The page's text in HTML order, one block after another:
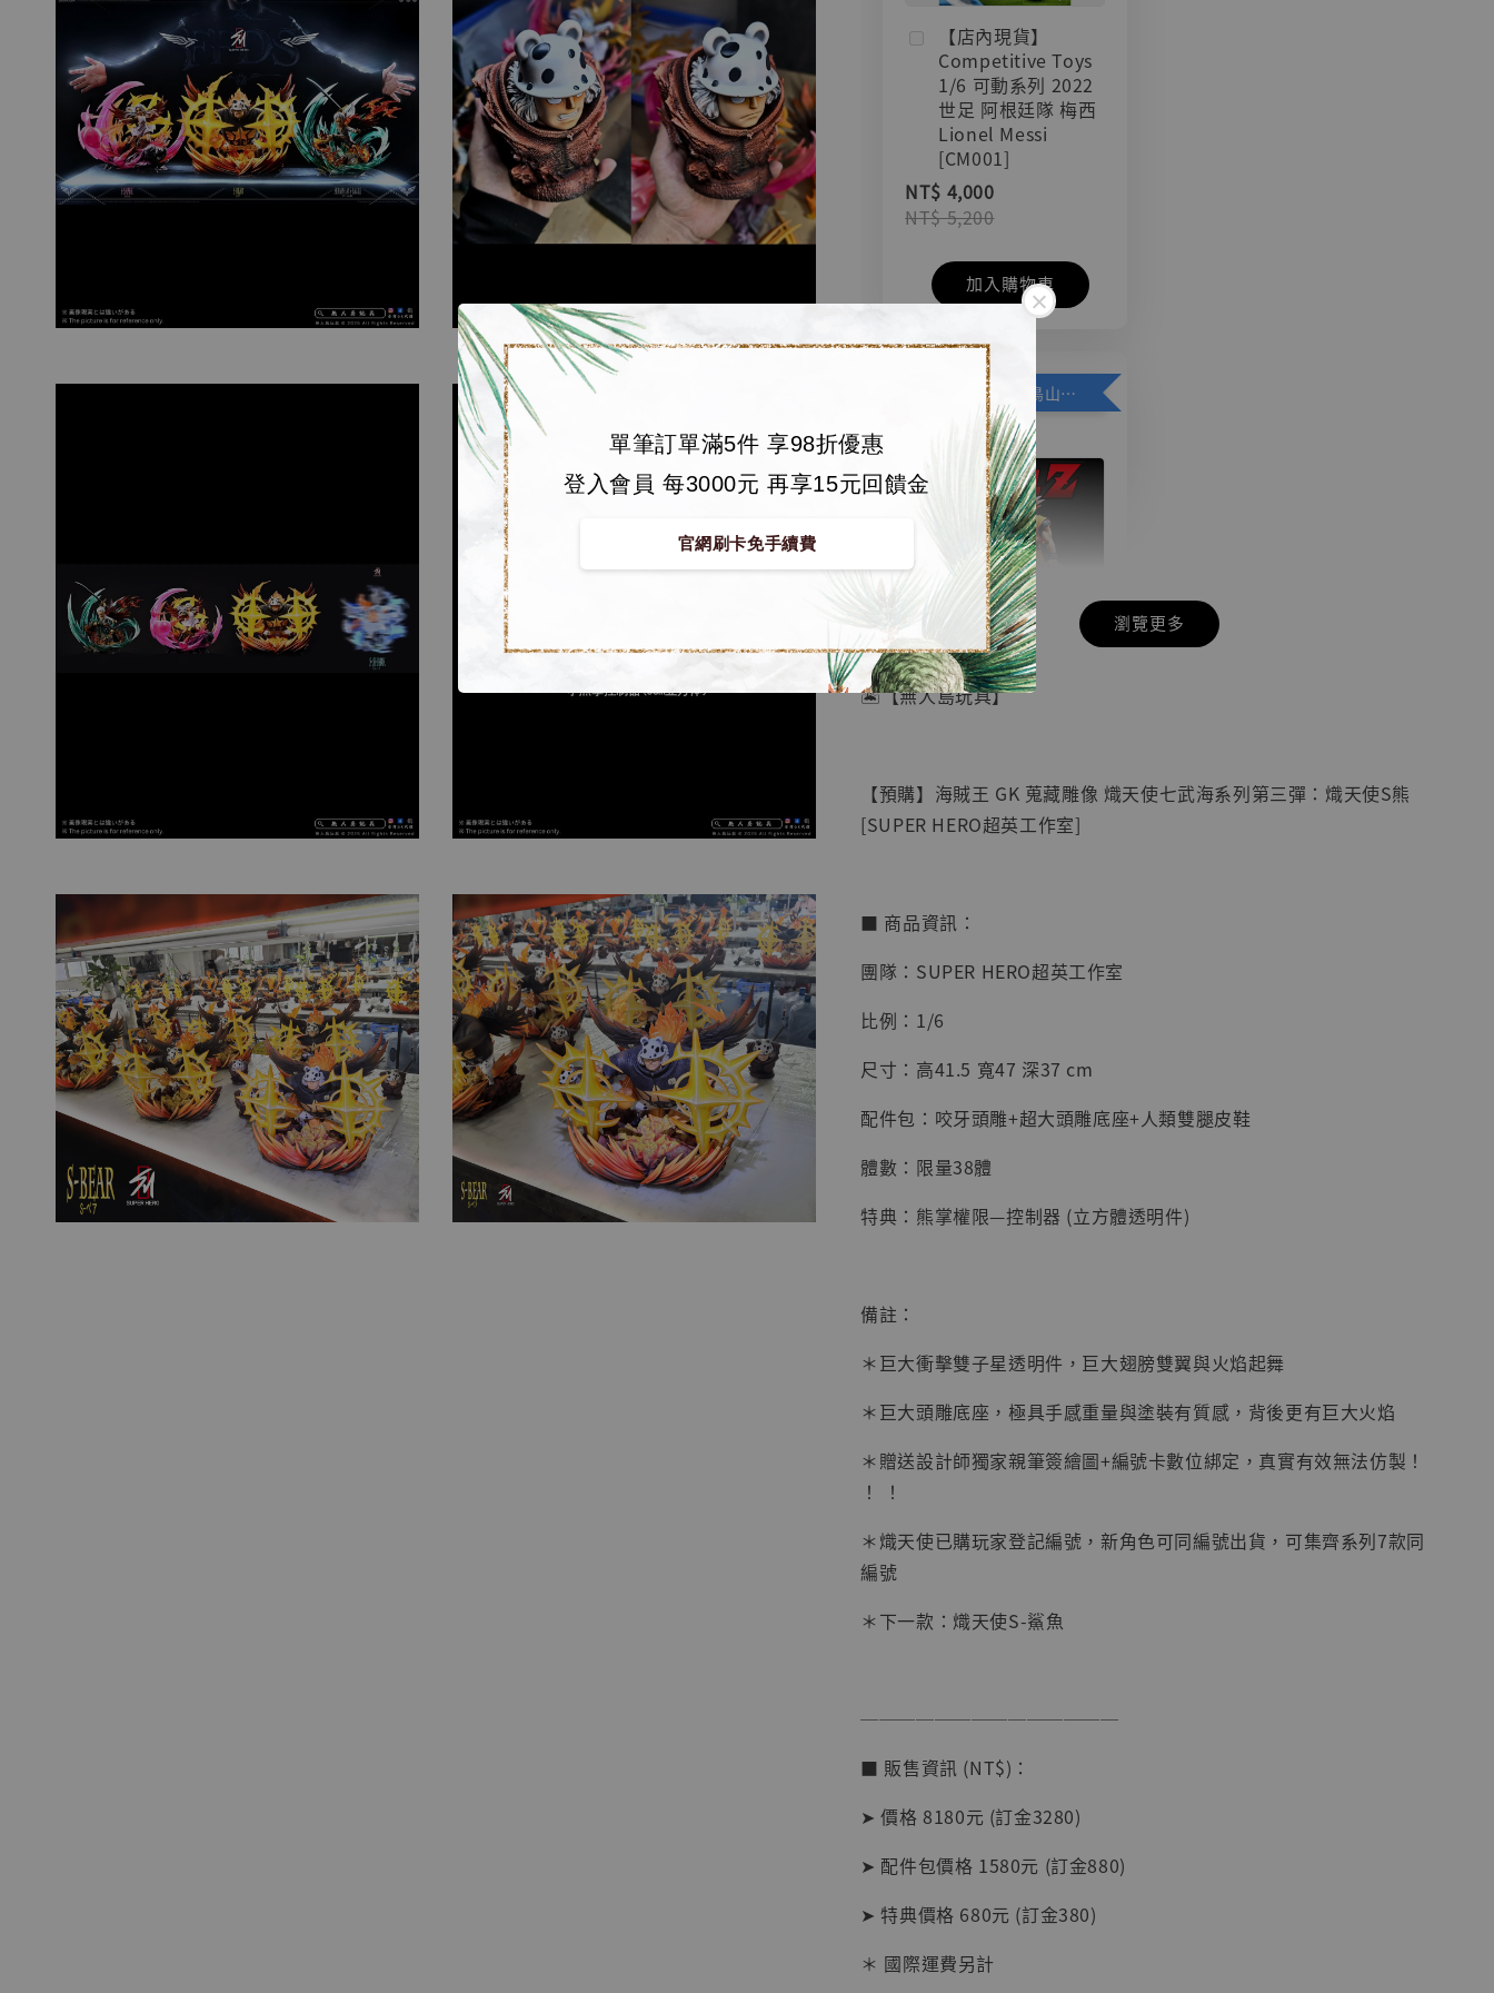
單筆訂單滿5件 享98折優惠
登入會員 每3000元 再享15元回饋金
官網刷卡免手續費
【店內現貨】
Competitive Toys
1/6 可動系列 2022
世足 阿根廷隊 梅西
Lionel Messi
[CM001]
NT$ 4,000
NT$ 5,200
加入購物車
加購優惠【悟空 鳥山明紀念款 [奇蹟工作室]】
【店內現貨】七龍珠
系列蒐藏雕像 悟空
NT$ 4,280
NT$ 5,580
- +
克達摩 [7STARS
Studio]
NT$ 1,500
- +
加購優惠【讓子彈飛 鵝城縣長 張麻子 [BK01]】
【現貨】
可動蒐藏人偶 讓子
瀏覽更多
🏝【無人島玩具】
【預購】海賊王 GK 蒐藏雕像 熾天使七武海系列第三彈：熾天使S熊
[SUPER HERO超英工作室]
■ 商品資訊：
團隊：SUPER HERO超英工作室
比例：1/6
尺寸：高41.5 寬47 深37 cm
配件包：咬牙頭雕+超大頭雕底座+人類雙腿皮鞋
體數：限量38體
特典：熊掌權限—控制器 (立方體透明件)
備註：
＊巨大衝擊雙子星透明件，巨大翅膀雙翼與火焰起舞
＊巨大頭雕底座，極具手感重量與塗裝有質感，背後更有巨大火焰
＊贈送設計師獨家親筆簽繪圖+編號卡數位綁定，真實有效無法仿製！
！ ！
＊熾天使已購玩家登記編號，新角色可同編號出貨，可集齊系列7款同
編號
＊下一款：熾天使S-鯊魚
──────────────
■ 販售資訊 (NT$)：
➤ 價格 8180元 (訂金3280)
➤ 配件包價格 1580元 (訂金880)
➤ 特典價格 680元 (訂金380)
＊ 國際運費另計